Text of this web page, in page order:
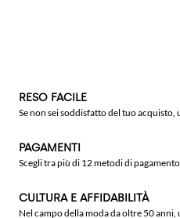
RESO FACILE
Se non sei soddisfatto del tuo
PAGAMENTI
Scegli tra più di 12 metodi di
CULTURA E AFFIDABILITÀ
Nel campo della moda da oltre 50